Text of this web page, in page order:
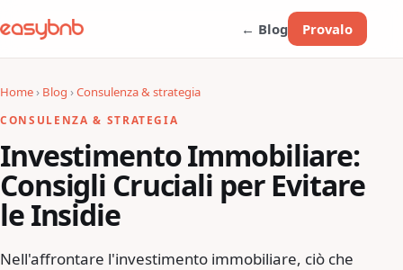
← Blog Provalo
Home› Blog ›Consulenza & strategia
CONSULENZA & STRATEGIA
Investimento Immobiliare:
Consigli Cruciali per Evitare
le Insidie
Nell'affrontare l'investimento immobiliare, ciò che